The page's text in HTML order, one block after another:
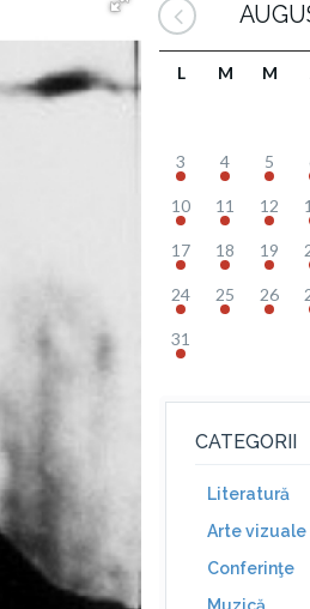
L M M
3 4 5
10 11 12
17 18 19
24 25 26
31
CATEGORII
Literatură
Arte vizuale
Conferinţe